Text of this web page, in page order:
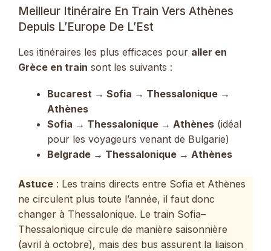
Meilleur Itinéraire En Train Vers Athènes
Depuis L’Europe De L’Est
Les itinéraires les plus efficaces pour aller en
Grèce en train sont les suivants :
Bucarest → Sofia → Thessalonique →
Athènes
Sofia → Thessalonique → Athènes (idéal
pour les voyageurs venant de Bulgarie)
Belgrade → Thessalonique → Athènes
Astuce : Les trains directs entre Sofia et Athènes
ne circulent plus toute l’année, il faut donc
changer à Thessalonique. Le train Sofia–
Thessalonique circule de manière saisonnière
(avril à octobre), mais des bus assurent la liaison